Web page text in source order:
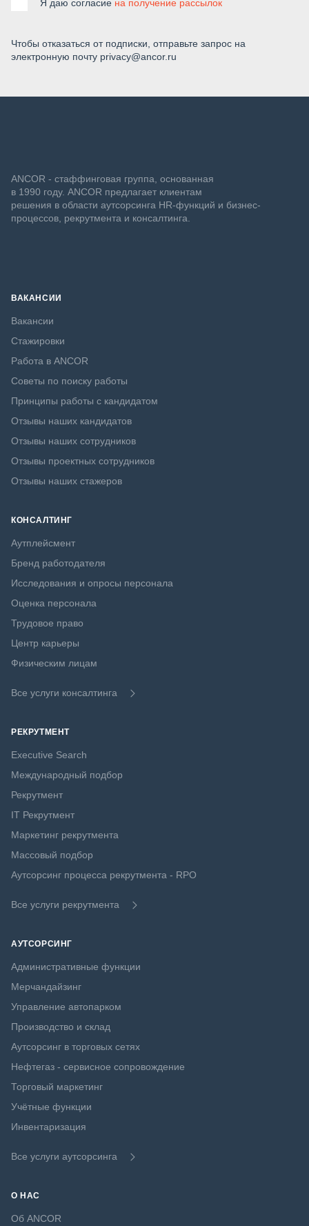
Я даю согласие на получение рассылок
Чтобы отказаться от подписки, отправьте запрос на
электронную почту privacy@ancor.ru
ANCOR - стаффинговая группа, основанная
в 1990 году. ANCOR предлагает клиентам
решения в области аутсорсинга HR-функций и бизнес-
процессов, рекрутмента и консалтинга.
ВАКАНСИИ
Вакансии
Стажировки
Работа в ANCOR
Советы по поиску работы
Принципы работы с кандидатом
Отзывы наших кандидатов
Отзывы наших сотрудников
Отзывы проектных сотрудников
Отзывы наших стажеров
КОНСАЛТИНГ
Аутплейсмент
Бренд работодателя
Исследования и опросы персонала
Оценка персонала
Трудовое право
Центр карьеры
Физическим лицам
Все услуги консалтинга
РЕКРУТМЕНТ
Executive Search
Международный подбор
Рекрутмент
IT Рекрутмент
Маркетинг рекрутмента
Массовый подбор
Аутсорсинг процесса рекрутмента - RPO
Все услуги рекрутмента
АУТСОРСИНГ
Административные функции
Мерчандайзинг
Управление автопарком
Производство и склад
Аутсорсинг в торговых сетях
Нефтегаз - сервисное сопровождение
Торговый маркетинг
Учётные функции
Инвентаризация
Все услуги аутсорсинга
О НАС
Об ANCOR